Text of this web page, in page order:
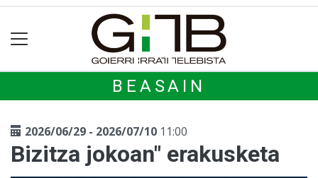
BEASAIN
2026/06/29 - 2026/07/10 11:00
Bizitza jokoan" erakusketa